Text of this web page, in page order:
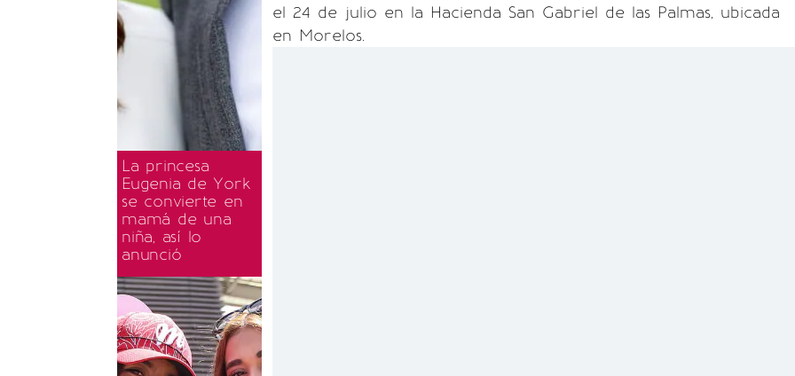
La princesa
Eugenia de York
se convierte en
mamá de una
niña, así lo
anunció
el 24 de julio en la Hacienda San Gabriel de las Palmas, ubicada
en Morelos.